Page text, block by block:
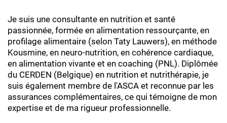
Je suis une consultante en nutrition et santé
passionnée, formée en alimentation ressourçante, en
profilage alimentaire (selon Taty Lauwers), en méthode
Kousmine, en neuro-nutrition, en cohérence cardiaque,
en alimentation vivante et en coaching (PNL). Diplômée
du CERDEN (Belgique) en nutrition et nutrithérapie, je
suis également membre de l'ASCA et reconnue par les
assurances complémentaires, ce qui témoigne de mon
expertise et de ma rigueur professionnelle.